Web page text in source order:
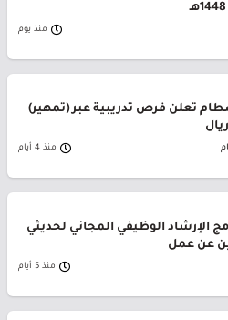
منذ يوم
تعلن فرص تدريبية عبر (تمهير)
منذ 4 أيام
الإرشاد الوظيفي المجاني لحديثي
عن عمل
منذ 5 أيام